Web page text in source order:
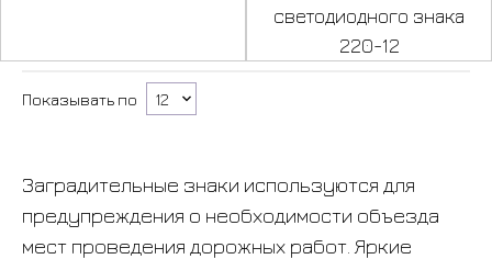
светодиодного знака
220-12
Показывать по
Заградительные знаки используются для
предупреждения о необходимости объезда
мест проведения дорожных работ. Яркие